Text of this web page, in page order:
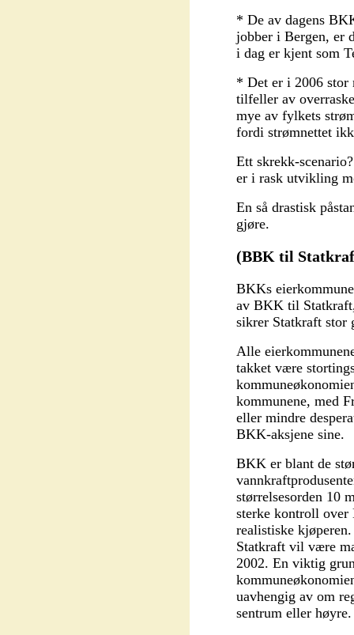
* De av dagens
jobber i Bergen, er
i dag er kjent som
* Det er i 2006 stor
tilfeller av
mye av fylkets
fordi strømnettet
Ett skrekk-
er i rask utvikling
En så drastisk
gjøre.
(BBK til
BKKs
av BKK til
sikrer Statkraft
Alle
takket være
kommunene, med
eller mindre
BKK-aksjene sine.
BKK er blant de
størrelsesorden 10
sterke kontroll over
realistiske
Statkraft vil være
2002. En viktig
uavhengig av om
sentrum eller høyre.